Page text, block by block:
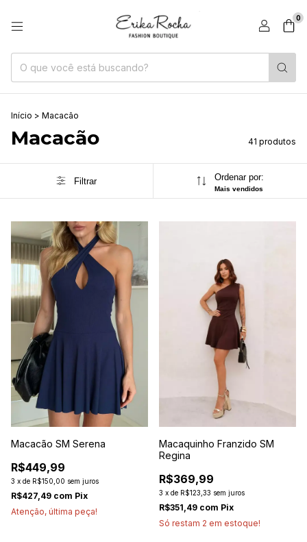
0
Início > Macacão
Macacão 41 produtos
Filtrar Ordenar por:
Mais vendidos
Macacão SM Serena
R$449,99
3 x de R$150,00 sem juros
R$427,49 com Pix
Atenção, última peça!
Macaquinho Franzido SM
Regina
R$369,99
3 x de R$123,33 sem juros
R$351,49 com Pix
Só restam 2 em estoque!